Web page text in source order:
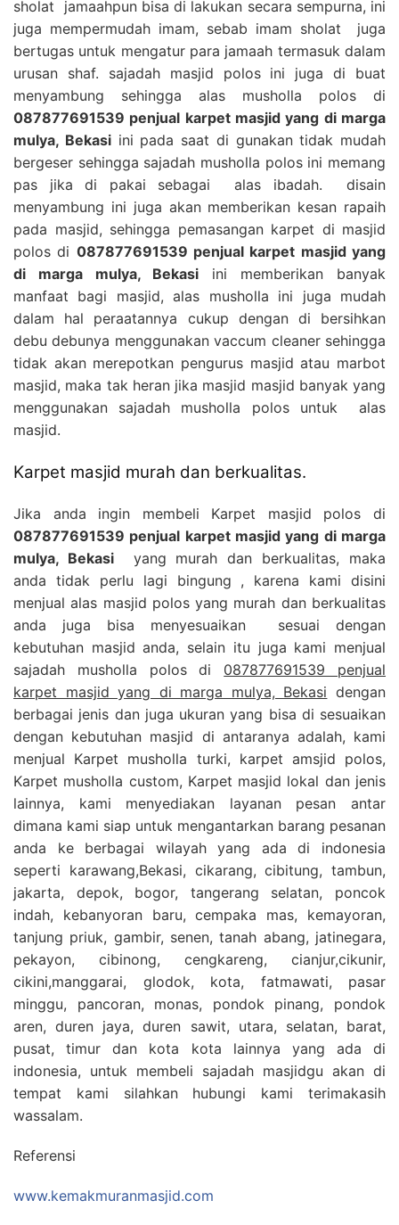
sholat jamaahpun bisa di lakukan secara sempurna, ini
juga mempermudah imam, sebab imam sholat juga
bertugas untuk mengatur para jamaah termasuk dalam
urusan shaf. sajadah masjid polos ini juga di buat
menyambung sehingga alas musholla polos di
087877691539 penjual karpet masjid yang di marga
mulya, Bekasiini pada saat di gunakan tidak mudah
bergeser sehingga sajadah musholla polos ini memang
pas jika di pakai sebagai alas ibadah. disain
menyambung ini juga akan memberikan kesan rapaih
pada masjid, sehingga pemasangan karpet di masjid
polos di 087877691539 penjual karpet masjid yang
di marga mulya, Bekasi ini memberikan banyak
manfaat bagi masjid, alas musholla ini juga mudah
dalam hal peraatannya cukup dengan di bersihkan
debu debunya menggunakan vaccum cleaner sehingga
tidak akan merepotkan pengurus masjid atau marbot
masjid, maka tak heran jika masjid masjid banyak yang
menggunakan sajadah musholla polos untuk alas
masjid.
Karpet masjid murah dan berkualitas.
Jika anda ingin membeli Karpet masjid polos di
087877691539 penjual karpet masjid yang di marga
mulya, Bekasiyang murah dan berkualitas, maka
anda tidak perlu lagi bingung , karena kami disini
menjual alas masjid polos yang murah dan berkualitas
anda juga bisa menyesuaikan sesuai dengan
kebutuhan masjid anda, selain itu juga kami menjual
sajadah musholla polos di 087877691539 penjual
karpet masjid yang di marga mulya, Bekasi dengan
berbagai jenis dan juga ukuran yang bisa di sesuaikan
dengan kebutuhan masjid di antaranya adalah, kami
menjual Karpet musholla turki, karpet amsjid polos,
Karpet musholla custom, Karpet masjid lokal dan jenis
lainnya, kami menyediakan layanan pesan antar
dimana kami siap untuk mengantarkan barang pesanan
anda ke berbagai wilayah yang ada di indonesia
seperti karawang,Bekasi, cikarang, cibitung, tambun,
jakarta, depok, bogor, tangerang selatan, poncok
indah, kebanyoran baru, cempaka mas, kemayoran,
tanjung priuk, gambir, senen, tanah abang, jatinegara,
pekayon, cibinong, cengkareng, cianjur,cikunir,
cikini,manggarai, glodok, kota, fatmawati, pasar
minggu, pancoran, monas, pondok pinang, pondok
aren, duren jaya, duren sawit, utara, selatan, barat,
pusat, timur dan kota kota lainnya yang ada di
indonesia, untuk membeli sajadah masjidgu akan di
tempat kami silahkan hubungi kami terimakasih
wassalam.
Referensi
www.kemakmuranmasjid.com